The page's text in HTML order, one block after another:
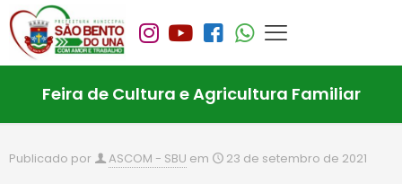
Feira de Cultura e Agricultura Familiar
Publicado por ASCOM - SBU em 23 de setembro de 2021